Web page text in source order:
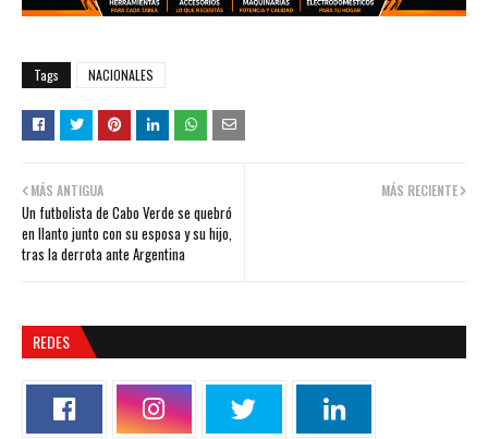
Tags NACIONALES
MÁS RECIENTE
MÁS ANTIGUA
Un futbolista de Cabo Verde se quebró
en llanto junto con su esposa y su hijo,
tras la derrota ante Argentina
REDES